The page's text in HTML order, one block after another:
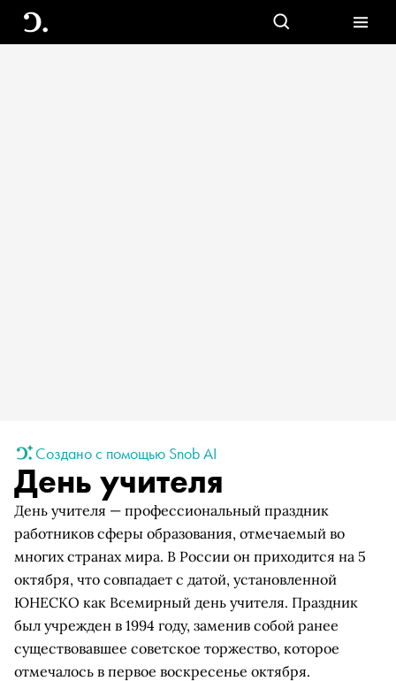
Создано с помощью Snob AI
День учителя
День учителя — профессиональный праздник
работников сферы образования, отмечаемый во
многих странах мира. В России он приходится на 5
октября, что совпадает с датой, установленной
ЮНЕСКО как Всемирный день учителя. Праздник
был учрежден в 1994 году, заменив собой ранее
существовавшее советское торжество, которое
отмечалось в первое воскресенье октября.